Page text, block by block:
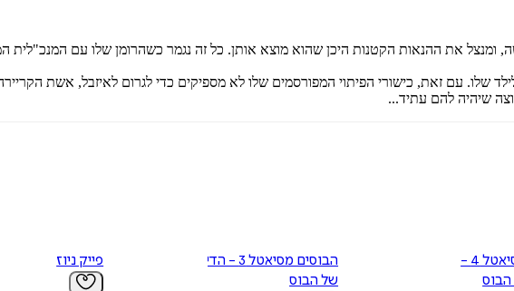
ומנצל את ההנאות הקטנות היכן שהוא מוצא אותן. כל זה נגמר כשהרומן שלו עם
שלו. עם זאת, כישורי הפיתוי המפורסמים שלו לא מספיקים כדי לגרום לאיזבל, אשת
שיהיה להם עתיד...
הבוסים מסיאטל 4 -
הבוסים מסיאטל 3 - הדייט
של הבוס
פייק ניוז